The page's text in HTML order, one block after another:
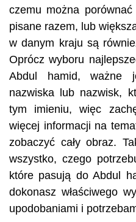
czemu można
pisane razem, lub
w danym kraju są
Oprócz wyboru
Abdul hamid, ważne
nazwiska lub nazwisk,
tym imieniu, więc
więcej informacji na
zobaczyć cały obraz.
wszystko, czego
które pasują do Abdul
dokonasz właściwego
upodobaniami i